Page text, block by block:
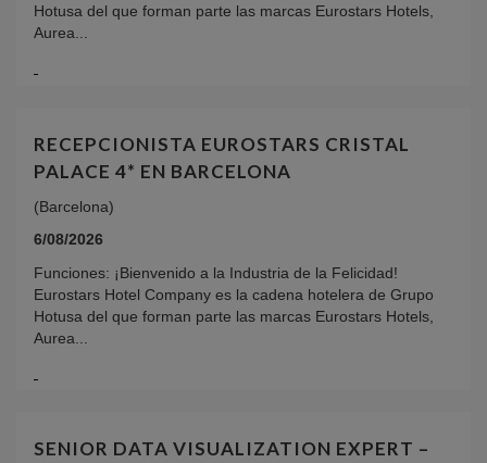
Hotusa del que forman parte las marcas Eurostars Hotels,
Aurea...
RECEPCIONISTA EUROSTARS CRISTAL
PALACE 4* EN BARCELONA
(Barcelona)
6/08/2026
Funciones: ¡Bienvenido a la Industria de la Felicidad!
Eurostars Hotel Company es la cadena hotelera de Grupo
Hotusa del que forman parte las marcas Eurostars Hotels,
Aurea...
SENIOR DATA VISUALIZATION EXPERT –